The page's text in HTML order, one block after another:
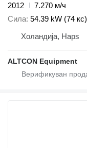
2012
7.270 м/ч
Сила 54.39 kW (74 кс)
Холандија, Haps
ALTCON Equipment